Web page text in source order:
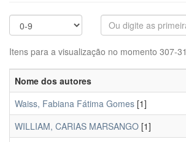
Itens para a visualização no momento 307-
Nome dos autores
Waiss, Fabiana Fátima Gomes [1]
WILLIAM, CARIAS MARSANGO [1]